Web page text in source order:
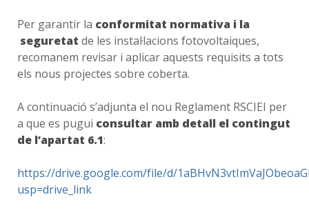
Per garantir la conformitat normativa i la
seguretat de les instal·lacions fotovoltaiques,
recomanem revisar i aplicar aquests requisits a tots
els nous projectes sobre coberta.
A continuació s’adjunta el nou Reglament RSCIEI per
a que es pugui consultar amb detall el contingut
de l’apartat 6.1:
https://drive.google.com/file/d/
usp=drive_link